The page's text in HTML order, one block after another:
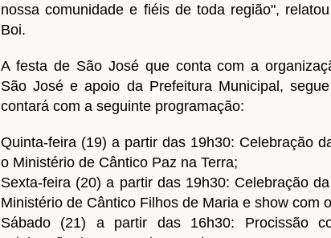
nossa comunidade e fiéis de toda região",
Boi.
A festa de São José que conta com a
São José e apoio da Prefeitura Municipal,
contará com a seguinte programação:
Quinta-feira (19) a partir das 19h30: Celebração
o Ministério de Cântico Paz na Terra;
Sexta-feira (20) a partir das 19h30: Celebração
Ministério de Cântico Filhos de Maria e show com
Sábado (21) a partir das 16h30: Procissão